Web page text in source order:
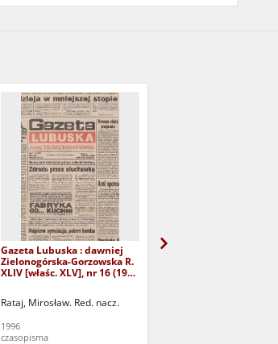
Gazeta Lubuska : dawniej
Zielonogórska-Gorzowska R.
XLIV [właśc. XLV], nr 16 (19
Rataj, Mirosław. Red. nacz.
1996
czasopisma